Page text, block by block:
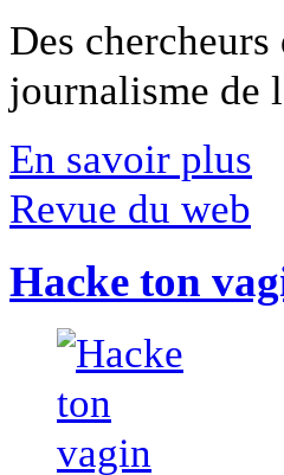
Des
journalisme de
En savoir plus
Revue du web
Hacke ton